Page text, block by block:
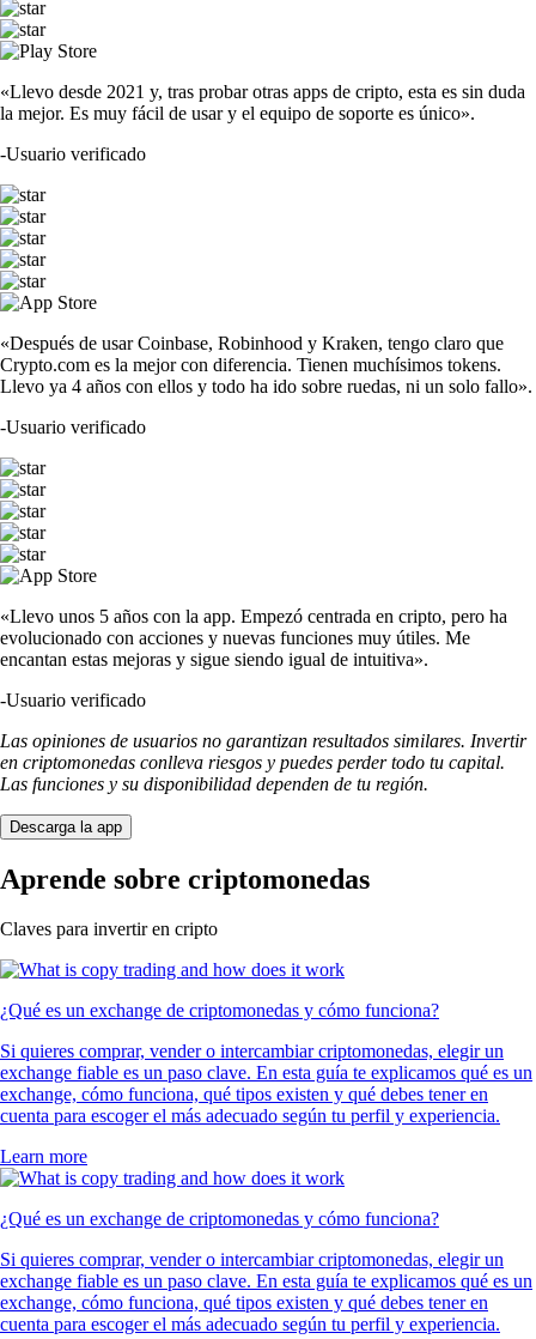
«Llevo desde 2021 y, tras probar otras apps de cripto, esta es sin duda
la mejor. Es muy fácil de usar y el equipo de soporte es único».
-Usuario verificado
«Después de usar Coinbase, Robinhood y Kraken, tengo claro que
Crypto.com es la mejor con diferencia. Tienen muchísimos tokens.
Llevo ya 4 años con ellos y todo ha ido sobre ruedas, ni un solo fallo».
-Usuario verificado
«Llevo unos 5 años con la app. Empezó centrada en cripto, pero ha
evolucionado con acciones y nuevas funciones muy útiles. Me
encantan estas mejoras y sigue siendo igual de intuitiva».
-Usuario verificado
Las opiniones de usuarios no garantizan resultados similares. Invertir
en criptomonedas conlleva riesgos y puedes perder todo tu capital.
Las funciones y su disponibilidad dependen de tu región.
Descarga la app
Aprende sobre criptomonedas
Claves para invertir en cripto
¿Qué es un exchange de criptomonedas y cómo funciona?
Si quieres comprar, vender o intercambiar criptomonedas, elegir un
exchange fiable es un paso clave. En esta guía te explicamos qué es un
exchange, cómo funciona, qué tipos existen y qué debes tener en
cuenta para escoger el más adecuado según tu perfil y experiencia.
Learn more
¿Qué es un exchange de criptomonedas y cómo funciona?
Si quieres comprar, vender o intercambiar criptomonedas, elegir un
exchange fiable es un paso clave. En esta guía te explicamos qué es un
exchange, cómo funciona, qué tipos existen y qué debes tener en
cuenta para escoger el más adecuado según tu perfil y experiencia.